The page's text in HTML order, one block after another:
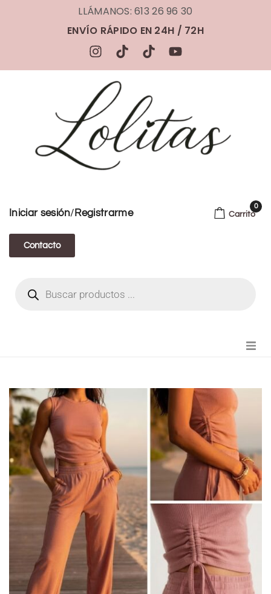
LLÁMANOS: 613 26 96 30
ENVÍO RÁPIDO EN 24H / 72H
Iniciar sesión/ Registrarme
Contacto
Carrito
0
FIANZA TIKTOK
MODA CHICA
BEAUTY
PERFUMES
BISUTERIA
BOLSOS Y MONEDEROS